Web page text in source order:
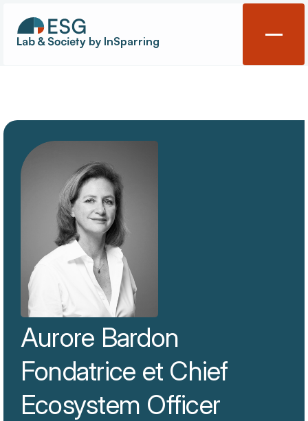
by InSparring
Évènements
Aurore Bardon
Fondatrice et Chief
Ecosystem Officer